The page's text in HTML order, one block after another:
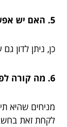
5. האם יש אפשרויות חלופה לחלוקת הפנסיה?
כן, ניתן לדון
6. מה קורה לפנסיה של בן הזוג השני?
מניחים שהיא
לקחת זאת